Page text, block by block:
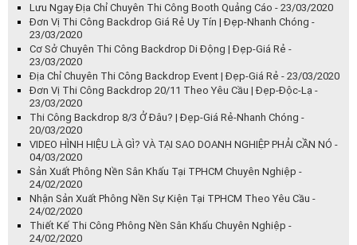
Lưu Ngay Địa Chỉ Chuyên Thi Công Booth Quảng Cáo - 23/03/2020
Đơn Vị Thi Công Backdrop Giá Rẻ Uy Tín | Đẹp-Nhanh Chóng -
23/03/2020
Cơ Sở Chuyên Thi Công Backdrop Di Động | Đẹp-Giá Rẻ -
23/03/2020
Địa Chỉ Chuyên Thi Công Backdrop Event | Đẹp-Giá Rẻ - 23/03/2020
Đơn Vị Thi Công Backdrop 20/11 Theo Yêu Cầu | Đẹp-Độc-Lạ -
23/03/2020
Thi Công Backdrop 8/3 Ở Đâu? | Đẹp-Giá Rẻ-Nhanh Chóng -
20/03/2020
VIDEO HÌNH HIỆU LÀ GÌ? VÀ TẠI SAO DOANH NGHIỆP PHẢI CẦN NÓ -
04/03/2020
Sản Xuất Phông Nền Sân Khấu Tại TPHCM Chuyên Nghiệp -
24/02/2020
Nhận Sản Xuất Phông Nền Sự Kiện Tại TPHCM Theo Yêu Cầu -
24/02/2020
Thiết Kế Thi Công Phông Nền Sân Khấu Chuyên Nghiệp -
24/02/2020